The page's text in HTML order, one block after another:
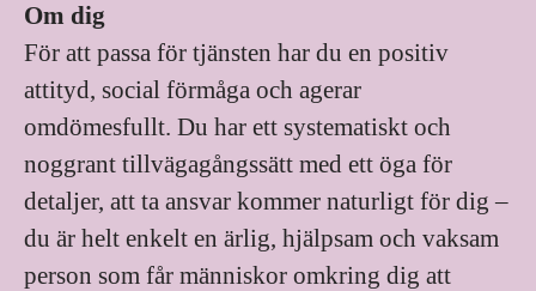
Om dig
För att passa för tjänsten har du en positiv
attityd, social förmåga och agerar
omdömesfullt. Du har ett systematiskt och
noggrant tillvägagångssätt med ett öga för
detaljer, att ta ansvar kommer naturligt för dig –
du är helt enkelt en ärlig, hjälpsam och vaksam
person som får människor omkring dig att